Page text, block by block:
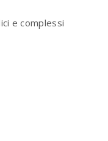
e complessi